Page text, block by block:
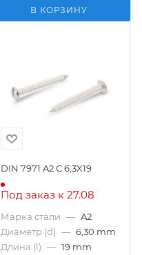
В КОРЗИНУ
DIN 7971 A2 C 6,3X19
Под заказ к 27.08
Марка стали — A2
Диаметр (d) — 6,30 mm
Длина (l) — 19 mm